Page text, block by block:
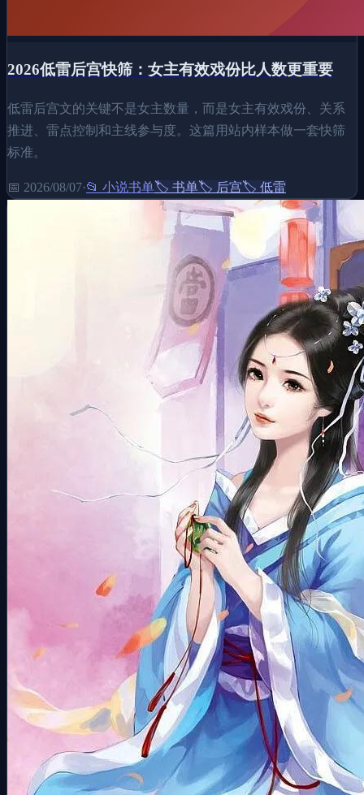
2026低雷后宫快筛：女主有效戏份比人数更重要
低雷后宫文的关键不是女主数量，而是女主有效戏份、关系
推进、雷点控制和主线参与度。这篇用站内样本做一套快筛
标准。
📅 2026/08/07·📂 小说书单🏷️ 书单🏷️ 后宫🏷️ 低雷